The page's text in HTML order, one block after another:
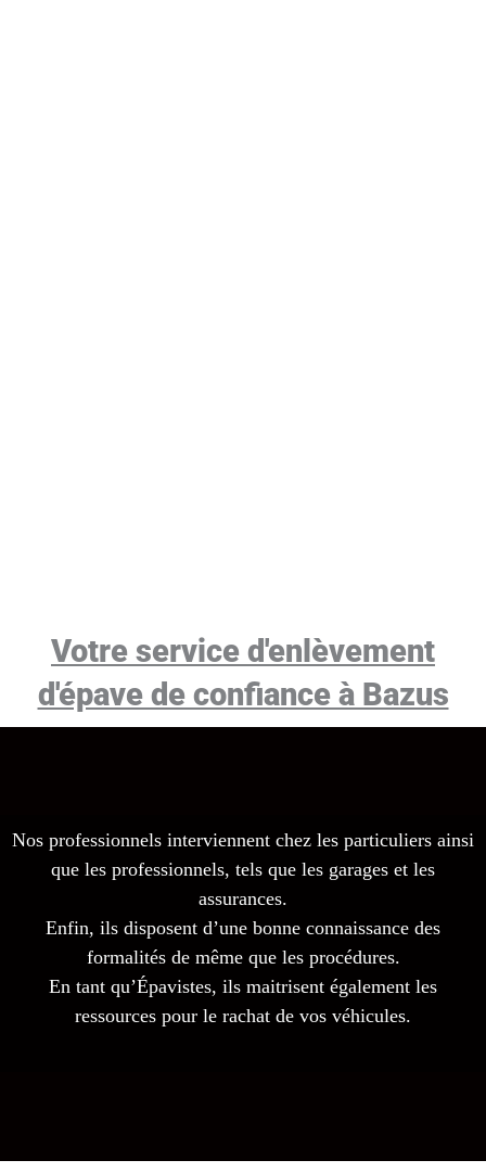
Votre service d'enlèvement
d'épave de confiance à Bazus
Nos professionnels interviennent chez les particuliers ainsi
que les professionnels, tels que les garages et les
assurances.
Enfin, ils disposent d’une bonne connaissance des
formalités de même que les procédures.
En tant qu’Épavistes, ils maitrisent également les
ressources pour le rachat de vos véhicules.